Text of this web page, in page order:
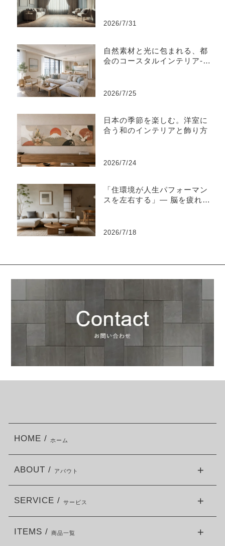
2026/7/31
自然素材と光に包まれる、都
会のコースタルインテリア-江
2026/7/25
日本の季節を楽しむ。洋室に
合う和のインテリアと飾り方
2026/7/24
「住環境が人生パフォーマン
スを左右する」― 脳を疲れさ
2026/7/18
HOME / ホーム
ABOUT / アバウト
SERVICE / サービス
ITEMS / 商品一覧